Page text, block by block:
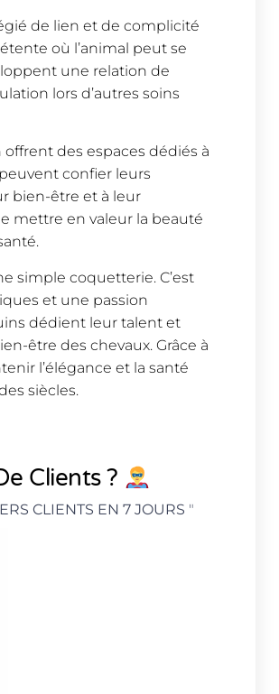
de lien et de complicité
où l’animal peut se
une relation de
lors d’autres soins
des espaces dédiés à
confier leurs
bien-être et à leur
mettre en valeur la beauté
simple coquetterie. C’est
et une passion
dédient leur talent et
être des chevaux. Grâce à
l’élégance et la santé
siècles.
Clients ?
CLIENTS EN 7 JOURS "